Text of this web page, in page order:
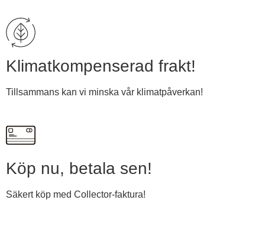
Klimatkompenserad frakt!
Tillsammans kan vi minska vår klimatpåverkan!
Köp nu, betala sen!
Säkert köp med Collector-faktura!